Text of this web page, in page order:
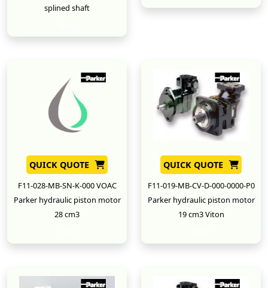
splined shaft
QUICK QUOTE
F11-028-MB-SN-K-000 VOAC
Parker hydraulic piston motor
28 cm3
QUICK QUOTE
F11-019-MB-CV-D-000-0000-P0
Parker hydraulic piston motor
19 cm3 Viton